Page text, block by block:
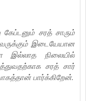
சரத் சாரும்
இடையேயான
இல்லாத நிலையில்
சரத் சார்
பார்க்கிறேன்.